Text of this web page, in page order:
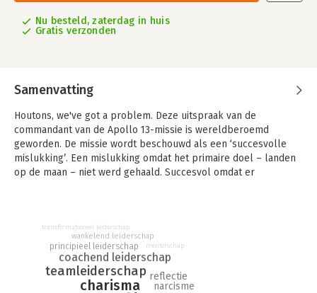
Nu besteld, zaterdag in huis
Gratis verzonden
Samenvatting
Houtons, we've got a problem. Deze uitspraak van de
commandant van de Apollo 13-missie is wereldberoemd
geworden. De missie wordt beschouwd als een ‘succesvolle
mislukking’. Een mislukking omdat het primaire doel – landen
op de maan – niet werd gehaald. Succesvol omdat er
teamwork en het leiderschap van commandant Jim Lovell.
Films, documentaires en series bieden vele ervaringen en
inzichten die de ontwikkeling van leiderschap kunnen
versterken. Het zijn bijzonder krachtige middelen om leiders
charisma
teamleiderschap
coachend leiderschap
reflectie
narcisme
principieel leiderschap
wankelend leiderschap
transformationeel leiderschap
mentorschap